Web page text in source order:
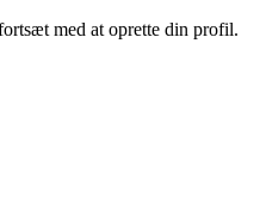
med at oprette din profil.